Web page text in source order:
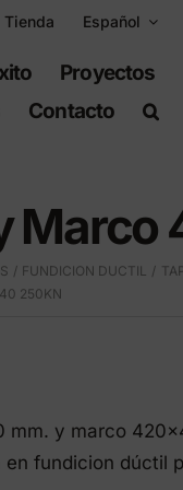
Tienda Español
Proyectos
Contacto
FUNDICION DUCTIL
250KN
mm. y marco
en fundicion dúctil